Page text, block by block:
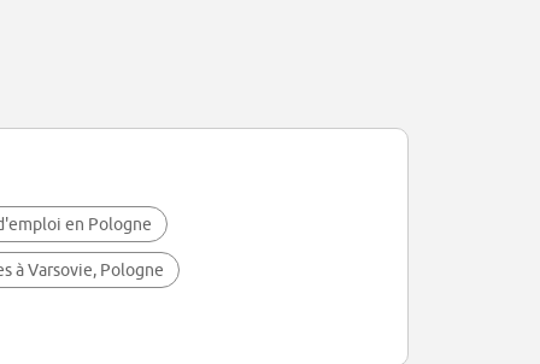
en Pologne
à Varsovie, Pologne